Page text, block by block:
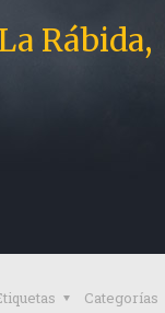
Rábida,
Categorías